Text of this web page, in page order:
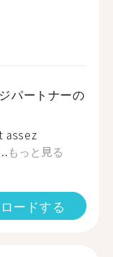
パートナーの
assez
もっと見る
ードする